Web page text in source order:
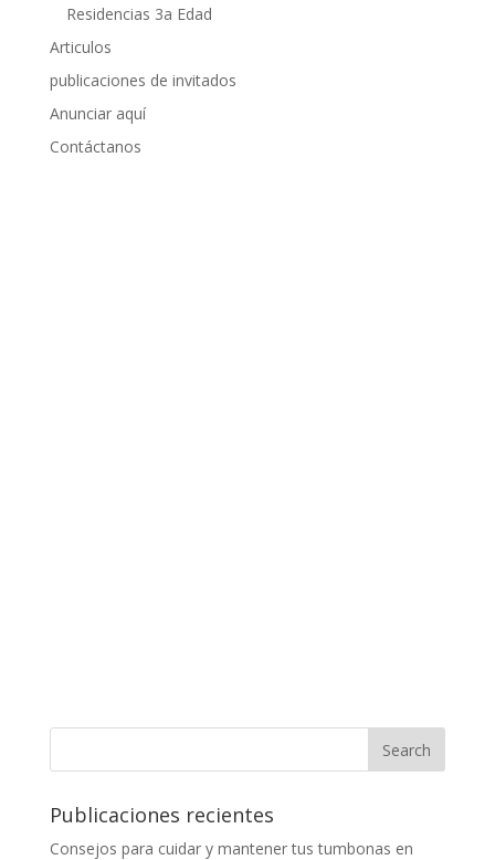
Residencias 3a Edad
Articulos
publicaciones de invitados
Anunciar aquí
Contáctanos
Publicaciones recientes
Consejos para cuidar y mantener tus tumbonas en